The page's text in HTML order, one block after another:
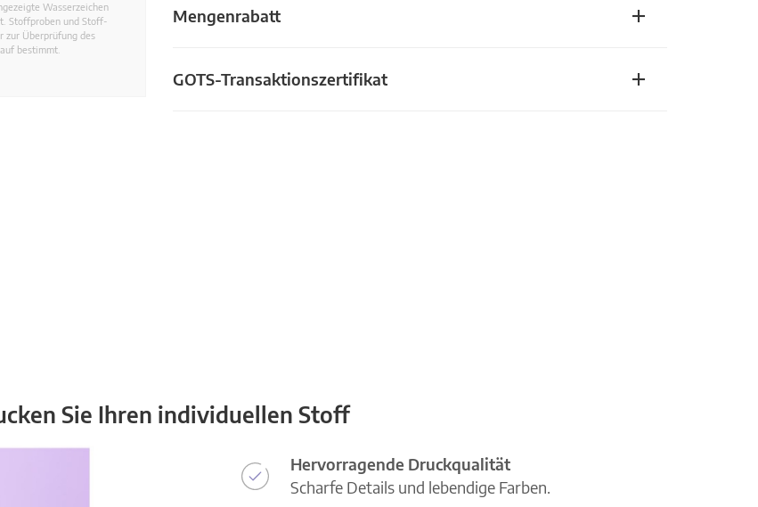
Mengenrabatt
GOTS-Transaktionszertifikat
Wasserzeichen
Stoffproben und Stoff-
zur Überprüfung des
bestimmt.
Sie Ihren individuellen Stoff
Hervorragende Druckqualität
Scharfe Details und lebendige Farben.